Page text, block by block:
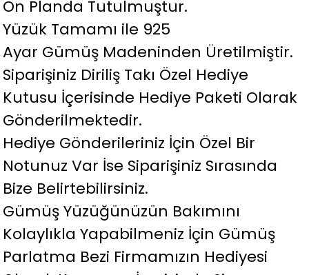
Ön Planda Tutulmuştur.
Yüzük Tamamı ile 925
Ayar Gümüş Madeninden Üretilmiştir.
Siparişiniz Diriliş Takı Özel Hediye
Kutusu İçerisinde Hediye Paketi Olarak
Gönderilmektedir.
Hediye Gönderileriniz İçin Özel Bir
Notunuz Var İse Siparişiniz Sırasında
Bize Belirtebilirsiniz.
Gümüş Yüzüğünüzün Bakımını
Kolaylıkla Yapabilmeniz İçin Gümüş
Parlatma Bezi Firmamızın Hediyesi